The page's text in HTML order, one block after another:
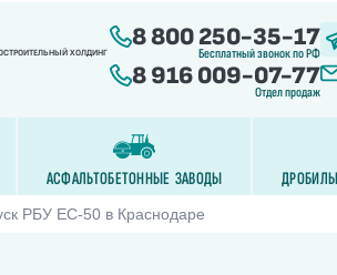
ХОЛДИНГ
8 800 250-35-17
Бесплатный звонок по РФ
8 916 009-07-77
Отдел продаж
АСФАЛЬТОБЕТОННЫЕ ЗАВОДЫ
РБУ ЕС-50 в Краснодаре